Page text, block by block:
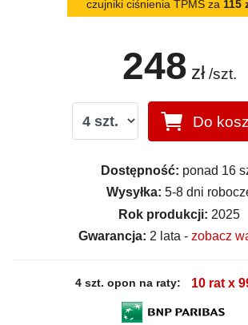
czujniki ciśnienia TPMS za 115
248 zł /szt.
Do
Dostępność: ponad 16
Wysyłka: 5-8 dni
Rok produkcji: 2025
Gwarancja: 2 lata - zobacz
4 szt. opon na raty: 10 rat x